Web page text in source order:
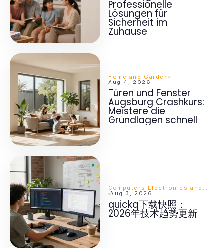
Professionelle
Lösungen für
Sicherheit im
Zuhause
Home and Garden
Aug 4, 2026
Türen und Fenster
Augsburg Crashkurs:
Meistere die
Grundlagen schnell
Computers Electronics and Technology
Aug 3, 2026
quickq下载快照：
2026年技术趋势更新